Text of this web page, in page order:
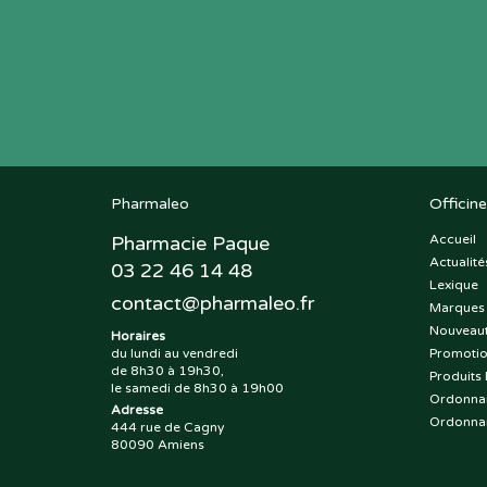
Pharmaleo
Pharmacie Paque
03 22 46 14 48
contact@pharmaleo.fr
Horaires
du lundi au vendredi
de 8h30 à 19h30,
le samedi de 8h30 à 19h00
Adresse
444 rue de Cagny
80090 Amiens
Officine
Accueil
Lexique
Produits